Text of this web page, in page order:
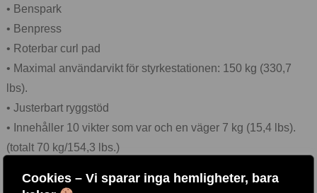
Cookies – Vi sparar inga hemligheter, bara
• Benspark
• Benpress
• Roterbar curl pad
• Maximal användarvikt för styrkestationen: 150 kg (330,7
lbs).
• Justerbart ryggstöd
• Innehåller 10 vikter som var och en väger 7 kg (15,4 lbs).
(totalt 70 kg/154,3 lbs.)
• Färg: Svart